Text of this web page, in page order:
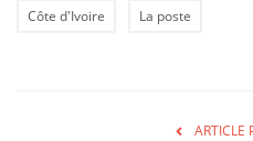
Côte d'Ivoire La poste
ARTICLE